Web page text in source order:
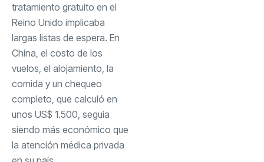
tratamiento gratuito en el
Reino Unido implicaba
largas listas de espera. En
China, el costo de los
vuelos, el alojamiento, la
comida y un chequeo
completo, que calculó en
unos US$ 1.500, seguía
siendo más económico que
la atención médica privada